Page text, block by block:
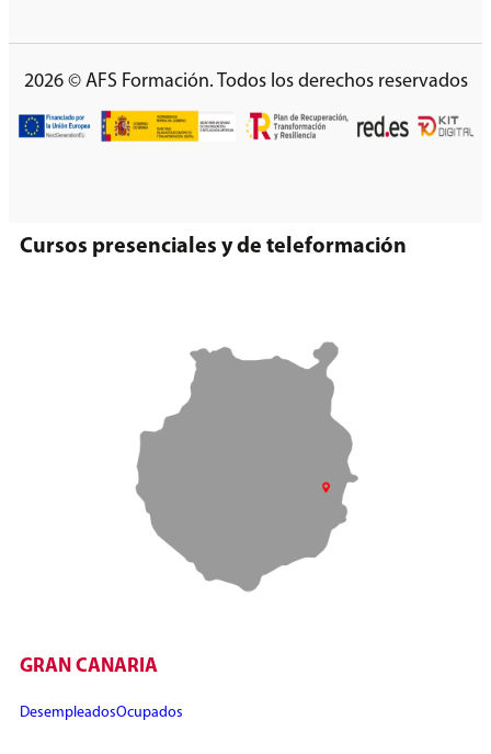
2026 © AFS Formación. Todos los derechos reservados
Cursos presenciales y de teleformación
GRAN CANARIA
DesempleadosOcupados